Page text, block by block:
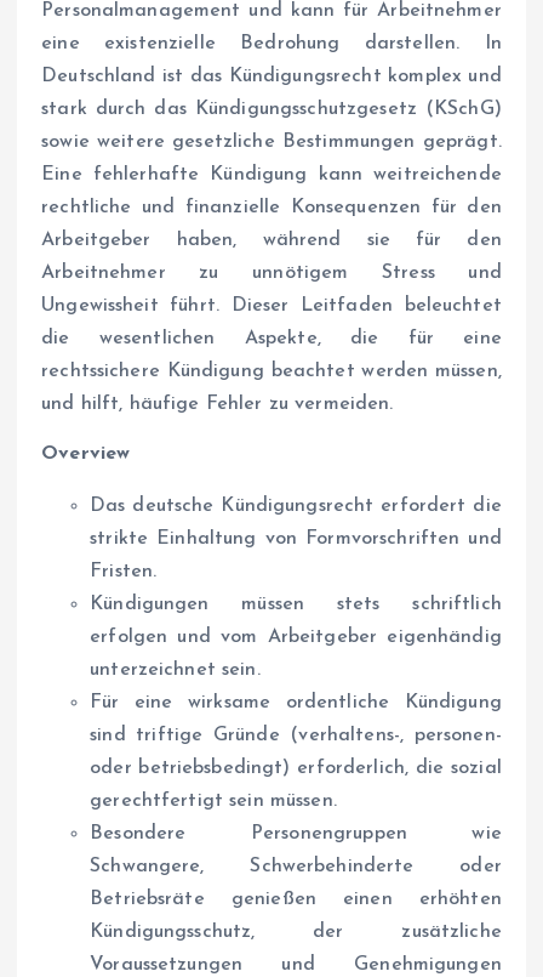
Personalmanagement und kann für Arbeitnehmer
eine existenzielle Bedrohung darstellen. In
Deutschland ist das Kündigungsrecht komplex und
stark durch das Kündigungsschutzgesetz (KSchG)
sowie weitere gesetzliche Bestimmungen geprägt.
Eine fehlerhafte Kündigung kann weitreichende
rechtliche und finanzielle Konsequenzen für den
Arbeitgeber haben, während sie für den
Arbeitnehmer zu unnötigem Stress und
Ungewissheit führt. Dieser Leitfaden beleuchtet
die wesentlichen Aspekte, die für eine
rechtssichere Kündigung beachtet werden müssen,
und hilft, häufige Fehler zu vermeiden.
Overview
Das deutsche Kündigungsrecht erfordert die
strikte Einhaltung von Formvorschriften und
Fristen.
Kündigungen müssen stets schriftlich
erfolgen und vom Arbeitgeber eigenhändig
unterzeichnet sein.
Für eine wirksame ordentliche Kündigung
sind triftige Gründe (verhaltens-, personen-
oder betriebsbedingt) erforderlich, die sozial
gerechtfertigt sein müssen.
Besondere Personengruppen wie
Schwangere, Schwerbehinderte oder
Betriebsräte genießen einen erhöhten
Kündigungsschutz, der zusätzliche
Voraussetzungen und Genehmigungen